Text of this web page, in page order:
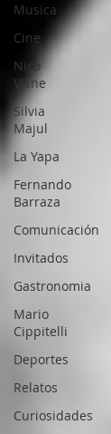
Musica
Cine
Nico
Visne
Silvia
Majul
La Yapa
Fernando
Barraza
Comunicación
Invitados
Gastronomia
Mario
Cippitelli
Deportes
Relatos
Curiosidades